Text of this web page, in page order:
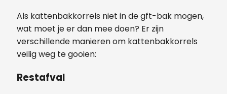
Als kattenbakkorrels niet in de gft-bak mogen,
wat moet je er dan mee doen? Er zijn
verschillende manieren om kattenbakkorrels
veilig weg te gooien:
Restafval